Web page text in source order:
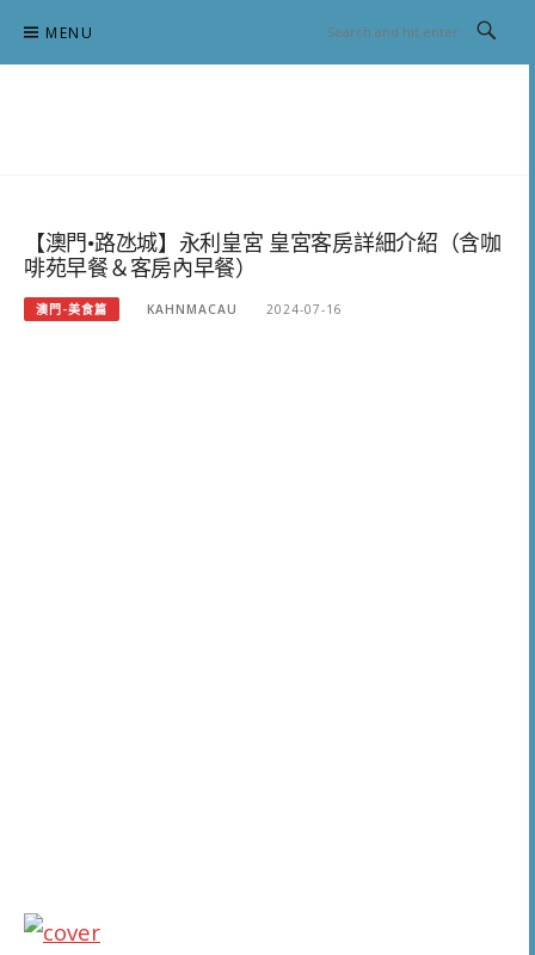
content
MENU
【澳門•路氹城】永利皇宮 皇宮客房詳細介紹（含咖
啡苑早餐＆客房內早餐）
澳門-美食篇 KAHNMACAU 2024-07-16